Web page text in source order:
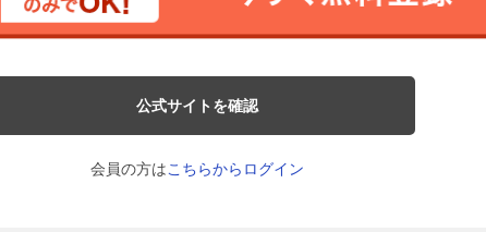
公式サイトを確認
会員の方はこちらからログイン